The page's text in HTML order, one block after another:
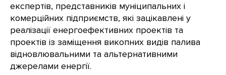
експертів, представників муніципальних і
комерційних підприємств, які зацікавлені у
реалізації енергоефективних проектів та
проектів із заміщення викопних видів палива
відновлювальними та альтернативними
джерелами енергії.